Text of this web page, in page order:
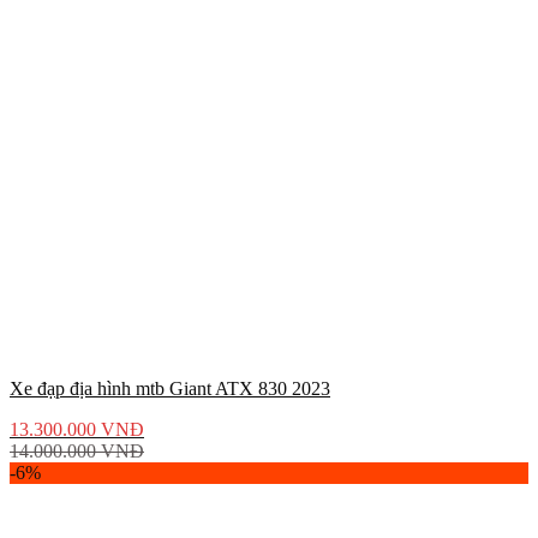
Xe đạp địa hình mtb Giant ATX 830 2023
13.300.000 VNĐ
14.000.000VNĐ
-6%